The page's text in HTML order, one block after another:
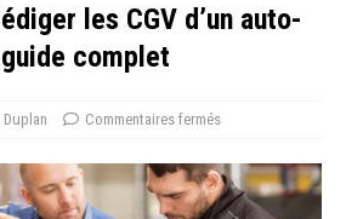
les CGV d’un auto-
complet
Commentaires fermés